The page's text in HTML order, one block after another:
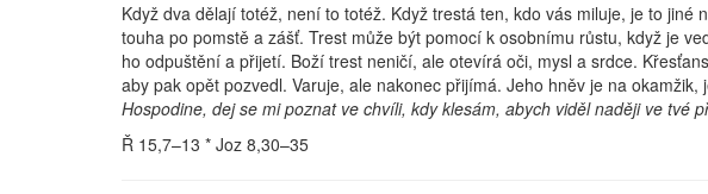
Když dva dělají totéž, není to totéž. Když trestá ten, kdo vás miluje, je to
touha po pomstě a zášť. Trest může být pomocí k osobnímu růstu, když je
ho odpuštění a přijetí. Boží trest neničí, ale otevírá oči, mysl a srdce.
aby pak opět pozvedl. Varuje, ale nakonec přijímá. Jeho hněv je na
Hospodine, dej se mi poznat ve chvíli, kdy klesám, abych viděl naději ve tvé
Ř 15,7–13 * Joz 8,30–35